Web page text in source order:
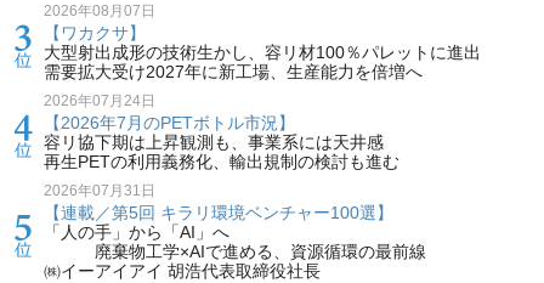
2026年08月07日
【ワカクサ】
大型射出成形の技術生かし、容リ材100％パレットに進出
需要拡大受け2027年に新工場、生産能力を倍増へ
2026年07月24日
【2026年7月のPETボトル市況】
容リ協下期は上昇観測も、事業系には天井感
再生PETの利用義務化、輸出規制の検討も進む
2026年07月31日
【連載／第5回 キラリ環境ベンチャー100選】
「人の手」から「AI」へ
廃棄物工学×AIで進める、資源循環の最前線
㈱イーアイアイ 胡浩代表取締役社長